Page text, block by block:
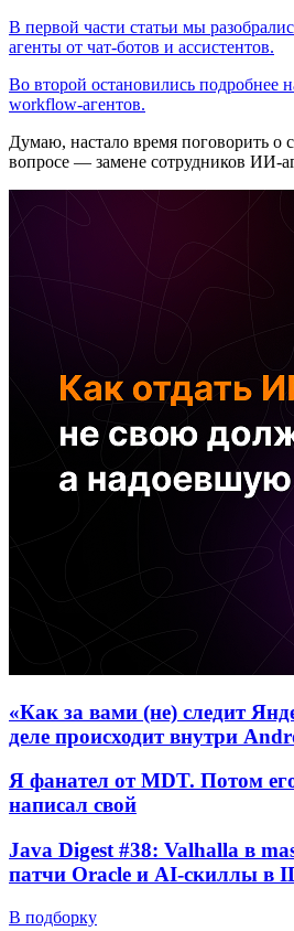
В первой части статьи мы
агенты от чат-ботов и ассистентов.
Во второй остановились подробнее
workflow-агентов.
Думаю, настало время поговорить о
вопросе — замене сотрудников ИИ-
«Как за вами (не) следит
деле происходит внутри
Я фанател от MDT. Потом
написал свой
Java Digest #38: Valhalla в
патчи Oracle и AI-скиллы в
В подборку